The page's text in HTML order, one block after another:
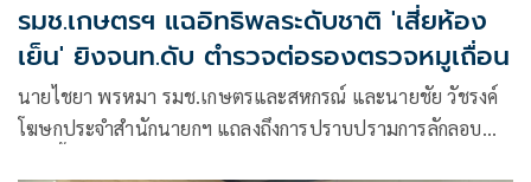
รมช.เกษตรฯ แฉอิทธิพลระดับชาติ 'เสี่ยห้อง
เย็น' ยิงจนท.ดับ ตำรวจต่อรองตรวจหมูเถื่อน
นายไชยา พรหมา รมช.เกษตรและสหกรณ์ และนายชัย วัชรงค์
โฆษกประจำสำนักนายกฯ แถลงถึงการปราบปรามการลักลอบนำ